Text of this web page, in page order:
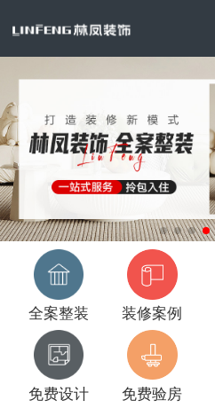
全案整装 装修案例
免费设计 免费验房